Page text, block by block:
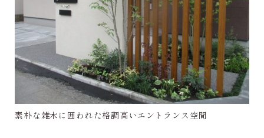
素朴な雑木に囲われた格調高いエントランス空間